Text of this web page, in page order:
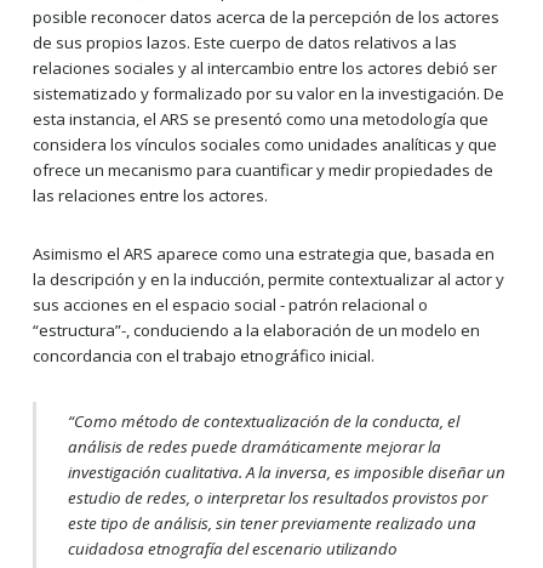
posible reconocer datos acerca de la percepción de los actores
de sus propios lazos. Este cuerpo de datos relativos a las
relaciones sociales y al intercambio entre los actores debió ser
sistematizado y formalizado por su valor en la investigación. De
esta instancia, el ARS se presentó como una metodología que
considera los vínculos sociales como unidades analíticas y que
ofrece un mecanismo para cuantificar y medir propiedades de
las relaciones entre los actores.
Asimismo el ARS aparece como una estrategia que, basada en
la descripción y en la inducción, permite contextualizar al actor y
sus acciones en el espacio social - patrón relacional o
“estructura”-, conduciendo a la elaboración de un modelo en
concordancia con el trabajo etnográfico inicial.
“Como método de contextualización de la conducta, el
análisis de redes puede dramáticamente mejorar la
investigación cualitativa. A la inversa, es imposible diseñar un
estudio de redes, o interpretar los resultados provistos por
este tipo de análisis, sin tener previamente realizado una
cuidadosa etnografía del escenario utilizando